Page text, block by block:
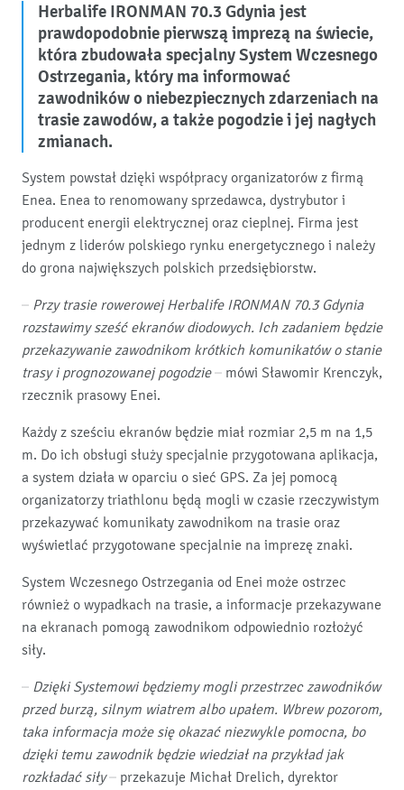
Herbalife IRONMAN 70.3 Gdynia jest
prawdopodobnie pierwszą imprezą na świecie,
która zbudowała specjalny System Wczesnego
Ostrzegania, który ma informować
zawodników o niebezpiecznych zdarzeniach na
trasie zawodów, a także pogodzie i jej nagłych
zmianach.
System powstał dzięki współpracy organizatorów z firmą
Enea. Enea to renomowany sprzedawca, dystrybutor i
producent energii elektrycznej oraz cieplnej. Firma jest
jednym z liderów polskiego rynku energetycznego i należy
do grona największych polskich przedsiębiorstw.
– Przy trasie rowerowej Herbalife IRONMAN 70.3 Gdynia
rozstawimy sześć ekranów diodowych. Ich zadaniem będzie
przekazywanie zawodnikom krótkich komunikatów o stanie
trasy i prognozowanej pogodzie– mówi Sławomir Krenczyk,
rzecznik prasowy Enei.
Każdy z sześciu ekranów będzie miał rozmiar 2,5 m na 1,5
m. Do ich obsługi służy specjalnie przygotowana aplikacja,
a system działa w oparciu o sieć GPS. Za jej pomocą
organizatorzy triathlonu będą mogli w czasie rzeczywistym
przekazywać komunikaty zawodnikom na trasie oraz
wyświetlać przygotowane specjalnie na imprezę znaki.
System Wczesnego Ostrzegania od Enei może ostrzec
również o wypadkach na trasie, a informacje przekazywane
na ekranach pomogą zawodnikom odpowiednio rozłożyć
siły.
– Dzięki Systemowi będziemy mogli przestrzec zawodników
przed burzą, silnym wiatrem albo upałem. Wbrew pozorom,
taka informacja może się okazać niezwykle pomocna, bo
dzięki temu zawodnik będzie wiedział na przykład jak
rozkładać siły– przekazuje Michał Drelich, dyrektor